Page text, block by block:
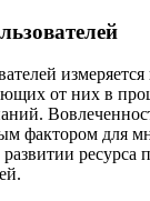
от них в
фактором для
развитии ресурса